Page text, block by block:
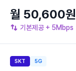
기본제공 + 5Mbps
월 50,600원
SKT 5G